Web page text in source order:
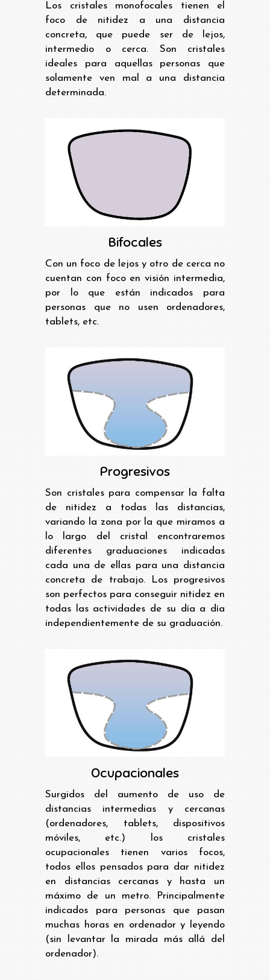
Los cristales monofocales tienen el
foco de nitidez a una distancia
concreta, que puede ser de lejos,
intermedio o cerca. Son cristales
ideales para aquellas personas que
solamente ven mal a una distancia
determinada.
Bifocales
Con un foco de lejos y otro de cerca no
cuentan con foco en visión intermedia,
por lo que están indicados para
personas que no usen ordenadores,
tablets, etc.
Progresivos
Son cristales para compensar la falta
de nitidez a todas las distancias,
variando la zona por la que miramos a
lo largo del cristal encontraremos
diferentes graduaciones indicadas
cada una de ellas para una distancia
concreta de trabajo. Los progresivos
son perfectos para conseguir nitidez en
todas las actividades de su día a día
independientemente de su graduación.
Ocupacionales
Surgidos del aumento de uso de
distancias intermedias y cercanas
(ordenadores, tablets, dispositivos
móviles, etc.) los cristales
ocupacionales tienen varios focos,
todos ellos pensados para dar nitidez
en distancias cercanas y hasta un
máximo de un metro. Principalmente
indicados para personas que pasan
muchas horas en ordenador y leyendo
(sin levantar la mirada más allá del
ordenador).